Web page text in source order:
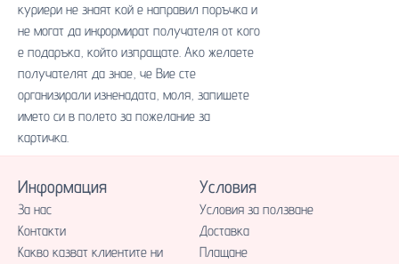
куриери не знаят кой е направил поръчка и
не могат да информират получателя от кого
е подаръка, който изпращате. Ако желаете
получателят да знае, че Вие сте
организирали изненадата, моля, запишете
името си в полето за пожелание за
картичка.
Информация
За нас
Контакти
Какво казват клиентите ни
Условия
Условия за ползване
Доставка
Плащане